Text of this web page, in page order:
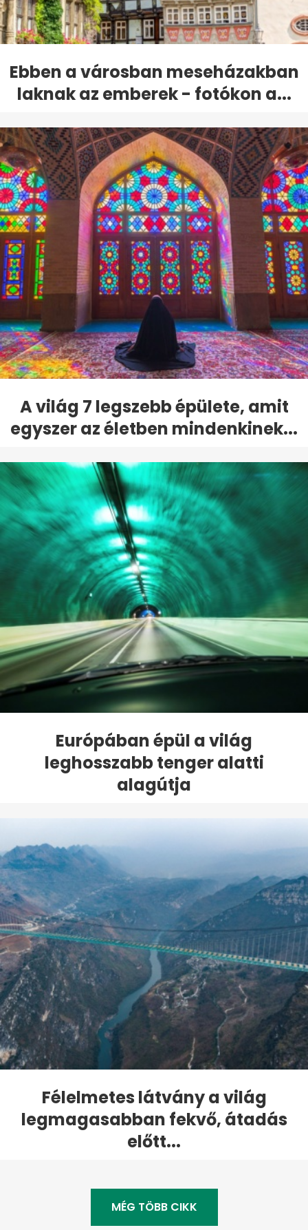
Ebben a városban meseházakban
laknak az emberek - fotókon a...
A világ 7 legszebb épülete, amit
egyszer az életben mindenkinek...
Európában épül a világ
leghosszabb tenger alatti
alagútja
Félelmetes látvány a világ
legmagasabban fekvő, átadás
előtt...
MÉG TÖBB CIKK